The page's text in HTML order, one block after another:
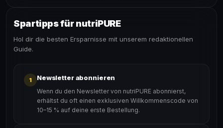
Spartipps für nutriPURE
Hol dir die besten Ersparnisse mit unserem redaktionellen
Guide.
1 Newsletter abonnieren
Wenn du den Newsletter von nutriPURE abonnierst,
erhältst du oft einen exklusiven Willkommenscode von
10–15 % auf deine erste Bestellung.